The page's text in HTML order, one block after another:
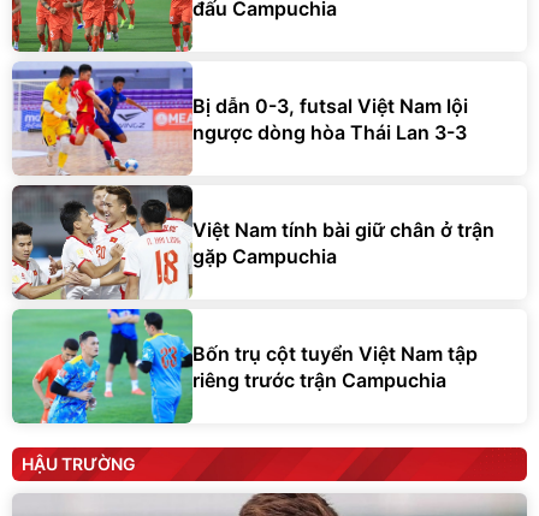
đấu Campuchia
Bị dẫn 0-3, futsal Việt Nam lội
ngược dòng hòa Thái Lan 3-3
Việt Nam tính bài giữ chân ở trận
gặp Campuchia
Bốn trụ cột tuyển Việt Nam tập
riêng trước trận Campuchia
HẬU TRƯỜNG